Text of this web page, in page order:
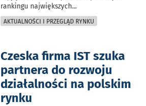
rankingu największych...
AKTUALNOŚCI I PRZEGLĄD RYNKU
Czeska firma IST szuka
partnera do rozwoju
działalności na polskim
rynku